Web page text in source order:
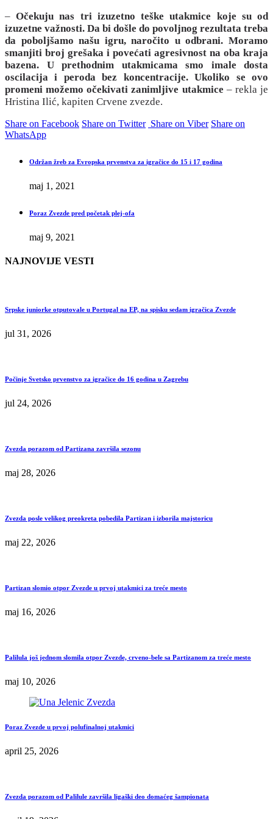
–Očekuju nas tri izuzetno teške utakmice koje su od
izuzetne važnosti. Da bi došle do povoljnog rezultata treba
da poboljšamo našu igru, naročito u odbrani. Moramo
smanjiti broj grešaka i povećati agresivnost na oba kraja
bazena. U prethodnim utakmicama smo imale dosta
oscilacija i peroda bez koncentracije. Ukoliko se ovo
promeni možemo očekivati zanimljive utakmice – rekla je
Hristina Ilić, kapiten Crvene zvezde.
Share on Facebook Share on Twitter Share on Viber Share on
WhatsApp
Održan žreb za Evropska prvenstva za igračice do 15 i 17 godina
maj 1, 2021
Poraz Zvezde pred početak plej-ofa
maj 9, 2021
NAJNOVIJE VESTI
Srpske juniorke otputovale u Portugal na EP, na spisku sedam igračica Zvezde
jul 31, 2026
Počinje Svetsko prvenstvo za igračice do 16 godina u Zagrebu
jul 24, 2026
Zvezda porazom od Partizana završila sezonu
maj 28, 2026
Zvezda posle velikog preokreta pobedila Partizan i izborila majstoricu
maj 22, 2026
Partizan slomio otpor Zvezde u prvoj utakmici za treće mesto
maj 16, 2026
Palilula još jednom slomila otpor Zvezde, crveno-bele sa Partizanom za treće mesto
maj 10, 2026
Poraz Zvezde u prvoj polufinalnoj utakmici
april 25, 2026
Zvezda porazom od Palilule završila ligaški deo domaćeg šampionata